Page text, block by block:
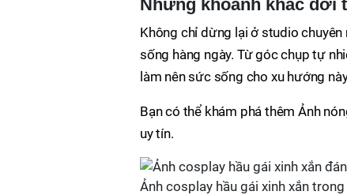
Những khoảnh khắc đời
Không chỉ dừng lại ở studio
sống hàng ngày. Từ góc chụp tự
làm nên sức sống cho xu hướng
Bạn có thể khám phá thêm Ảnh
uy tín.
Ảnh cosplay hầu gái xinh xắn